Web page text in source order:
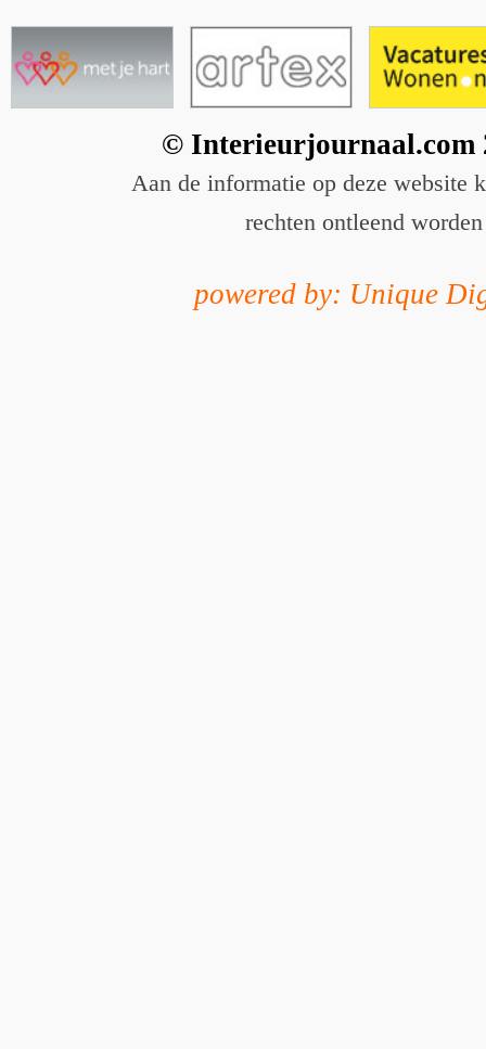
© Interieurjournaal.com
Aan de informatie op deze website
rechten ontleend worden
powered by: Unique